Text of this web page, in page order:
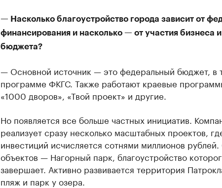
— Насколько благоустройство города зависит от
финансирования и насколько — от участия бизнеса
бюджета?
— Основной источник — это федеральный бюджет, в
программе ФКГС. Также работают краевые
«1000 дворов», «Твой проект» и другие.
Но появляется все больше частных инициатив.
реализует сразу несколько масштабных проектов,
инвестиций исчисляется сотнями миллионов
объектов — Нагорный парк, благоустройство
завершает. Активно развивается территория
пляж и парк у озера.